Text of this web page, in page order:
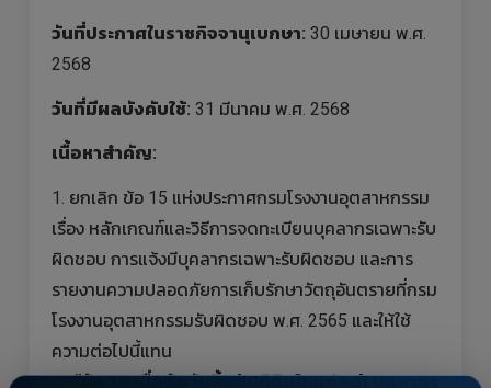
วันที่ประกาศในราชกิจจานุเบกษา: 30 เมษายน พ.ศ.
2568
วันที่มีผลบังคับใช้: 31 มีนาคม พ.ศ. 2568
เนื้อหาสำคัญ:
1. ยกเลิก ข้อ 15 แห่งประกาศกรมโรงงานอุตสาหกรรม
เรื่อง หลักเกณฑ์และวิธีการจดทะเบียนบุคลากรเฉพาะรับ
ผิดชอบ การแจ้งมีบุคลากรเฉพาะรับผิดชอบ และการ
รายงานความปลอดภัยการเก็บรักษาวัตถุอันตรายที่กรม
โรงงานอุตสาหกรรมรับผิดชอบ พ.ศ. 2565 และให้ใช้
ความต่อไปนี้แทน
“ข้อ 15 เมื่อพ้นวันสิ้นปีปฏิทินในแต่ละปี บุคลากร